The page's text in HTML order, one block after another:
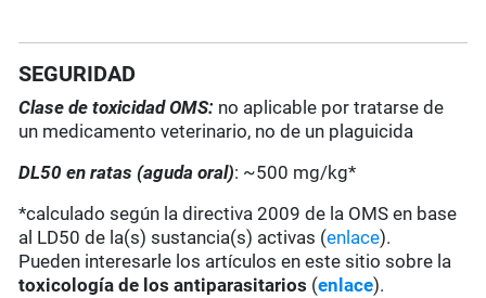
SEGURIDAD
Clase de toxicidad OMS: no aplicable por tratarse de
un medicamento veterinario, no de un plaguicida
DL50 en ratas (aguda oral): ~500 mg/kg*
*calculado según la directiva 2009 de la OMS en base
al LD50 de la(s) sustancia(s) activas (enlace).
Pueden interesarle los artículos en este sitio sobre la
toxicología de los antiparasitarios (enlace).